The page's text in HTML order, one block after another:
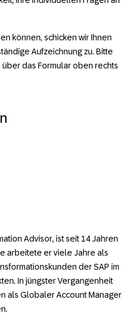
können, schicken wir Ihnen
Aufzeichnung zu. Bitte
das Formular oben rechts
Advisor, ist seit 14 Jahren
arbeitete er viele Jahre als
der SAP im
In jüngster Vergangenheit
als Globaler Account Manager